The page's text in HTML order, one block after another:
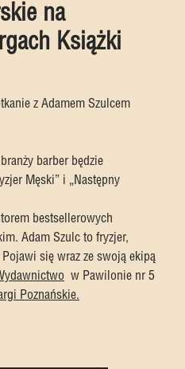
na
Książki
z Adamem Szulcem
barber będzie
Męski” i „Następny
bestsellerowych
Adam Szulc to fryzjer,
się wraz ze swoją ekipą
w Pawilonie nr 5
Poznańskie.